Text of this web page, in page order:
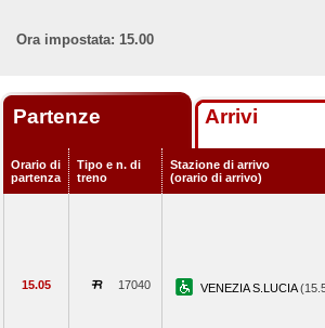
Ora impostata: 15.00
Partenze Arrivi
Orario di
partenza
Tipo e n. di
treno
Stazione di arrivo
(orario di arrivo)
15.05 17040 VENEZIA S.LUCIA